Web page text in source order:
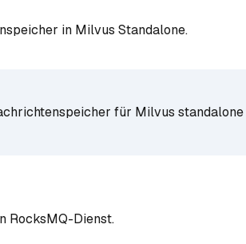
in Milvus Standalone.
für Milvus
RocksMQ-Dienst.